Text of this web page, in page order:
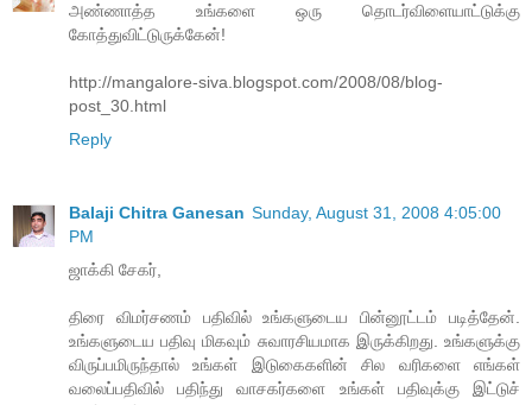
அண்ணாத்த உங்களை ஒரு தொடர்விளையாட்டுக்கு
கோத்துவிட்டுருக்கேன்!
http://mangalore-siva.blogspot.com/2008/08/blog-
post_30.html
Reply
Balaji Chitra Ganesan Sunday, August 31, 2008 4:05:00
PM
ஜாக்கி சேகர்,
திரை விமர்சணம் பதிவில் உங்களுடைய பின்னூட்டம் படித்தேன்.
உங்களுடைய பதிவு மிகவும் சுவாரசியமாக இருக்கிறது. உங்களுக்கு
விருப்பமிருந்தால் உங்கள் இடுகைகளின் சில வரிகளை எங்கள்
வலைப்பதிவில் பதிந்து வாசகர்களை உங்கள் பதிவுக்கு இட்டுச்